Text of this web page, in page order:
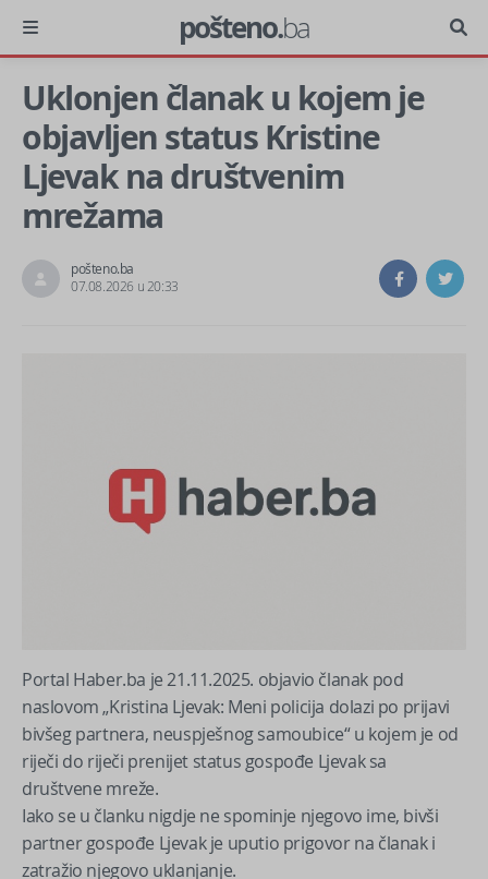
pošteno.ba
Uklonjen članak u kojem je
objavljen status Kristine
Ljevak na društvenim
mrežama
pošteno.ba
07.08.2026 u 20:33
Portal Haber.ba je 21.11.2025. objavio članak pod
naslovom „Kristina Ljevak: Meni policija dolazi po prijavi
bivšeg partnera, neuspješnog samoubice“ u kojem je od
riječi do riječi prenijet status gospođe Ljevak sa
društvene mreže.
Iako se u članku nigdje ne spominje njegovo ime, bivši
partner gospođe Ljevak je uputio prigovor na članak i
zatražio njegovo uklanjanje.